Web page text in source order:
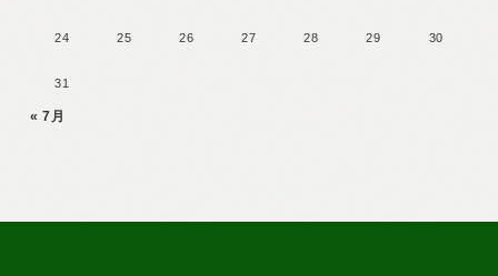
24 25 26 27 28 29 30
31
« 7月